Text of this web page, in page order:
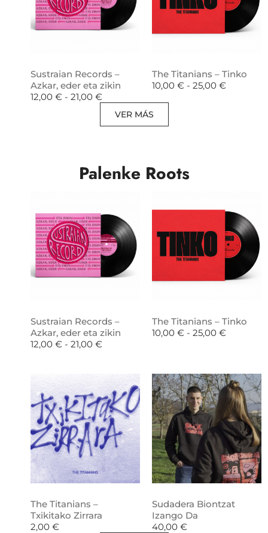
Sustraian Records –
Azkar, eder eta zikin
12,00 € - 21,00 €
The Titanians – Tinko
10,00 € - 25,00 €
VER MÁS
Palenke Roots
Sustraian Records –
Azkar, eder eta zikin
12,00 € - 21,00 €
The Titanians – Tinko
10,00 € - 25,00 €
The Titanians –
Txikitako Zirrara
2,00 €
Sudadera Biontzat
Izango Da
40,00 €